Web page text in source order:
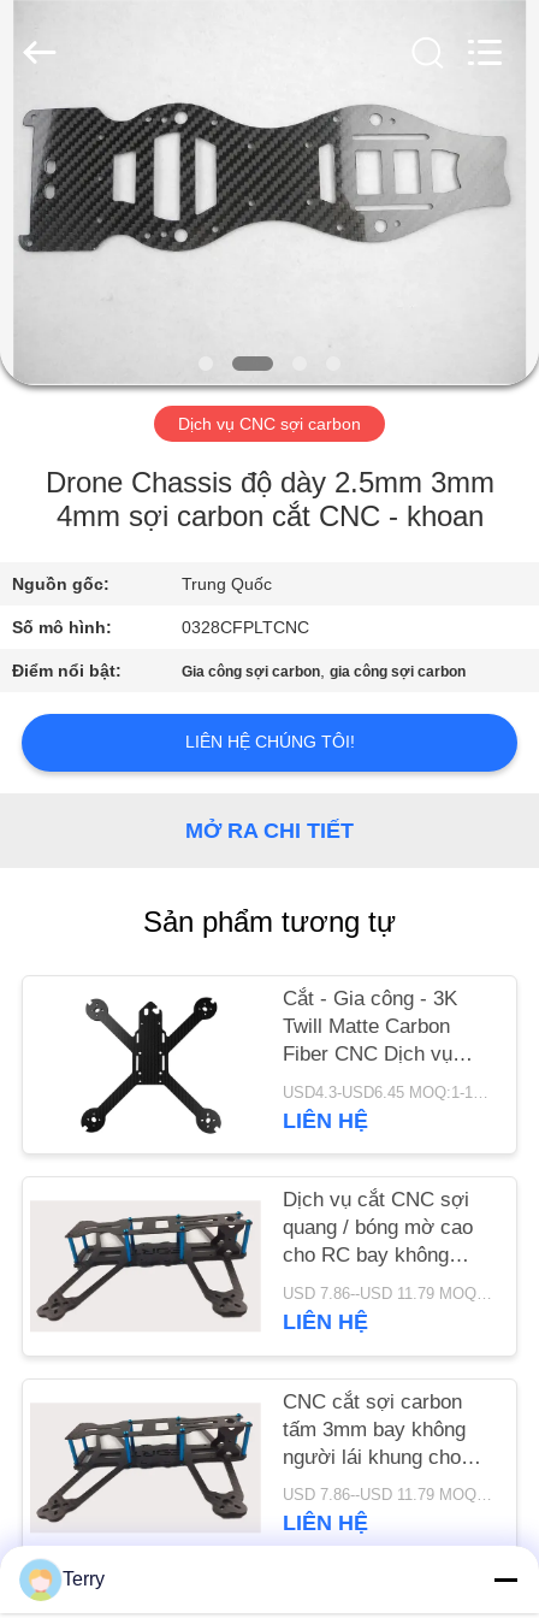
TRANG
CHỦ
CÁC
VỀ
TÔI
QUAN
NHÀ
MÁY
KIỂM
SOÁT
HỆ
CHÚNG
CẦU
SƠ
ĐỒ
TRANG
WEB
PRIVACY
POLICY
IMP.&EXP.
CO.,LTD.
Dịch vụ CNC sợi carbon
Drone Chassis độ dày 2.5mm 3mm
4mm sợi carbon cắt CNC - khoan
Nguồn gốc: Trung Quốc
Số mô hình: 0328CFPLTCNC
Điểm nổi bật: Gia công sợi carbon,gia công sợi carbon
LIÊN HỆ CHÚNG TÔI!
MỞ RA CHI TIẾT
Sản phẩm tương tự
Cắt - Gia công - 3K
Twill Matte Carbon
Fiber CNC Dịch vụ
OEM
USD4.3-USD6.45 MOQ:1-10pcs
LIÊN HỆ
Dịch vụ cắt CNC sợi
quang / bóng mờ cao
cho RC bay không
người lái
USD 7.86--USD 11.79 MOQ:1-10pcs
LIÊN HỆ
CNC cắt sợi carbon
tấm 3mm bay không
người lái khung cho
mài bề mặt
USD 7.86--USD 11.79 MOQ:1-10pcs
LIÊN HỆ
Terry